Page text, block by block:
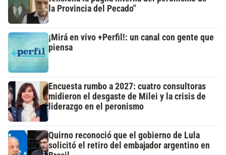
la Provincia del Pecado"
¡Mirá en vivo +Perfil!: un canal con gente que
piensa
Encuesta rumbo a 2027: cuatro consultoras
midieron el desgaste de Milei y la crisis de
liderazgo en el peronismo
Quirno reconoció que el gobierno de Lula
solicitó el retiro del embajador argentino en